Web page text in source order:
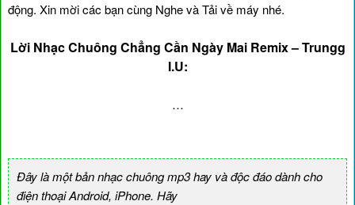
động. Xin mời các bạn cùng Nghe và Tải về máy nhé.
Lời Nhạc Chuông Chẳng Cần Ngày Mai Remix – Trungg
I.U:
…
Đây là một bản nhạc chuông mp3 hay và độc đáo dành cho
điện thoại Android, iPhone. Hãy